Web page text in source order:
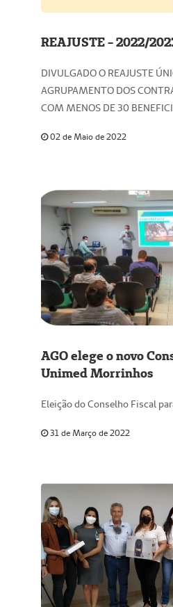
REAJUSTE - 2022/
DIVULGADO O REAJUSTE
AGRUPAMENTO DOS
COM MENOS DE 30
02 de Maio de 2022
AGO elege o novo
Unimed Morrinhos
Eleição do Conselho Fiscal
31 de Março de 2022